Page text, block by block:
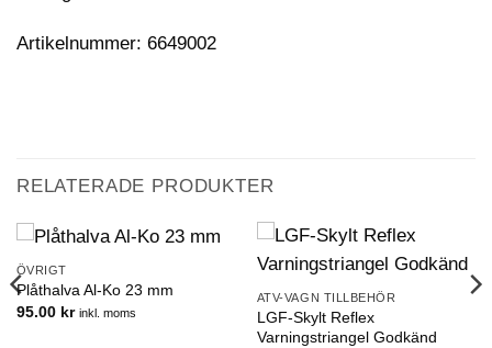
Artikelnummer: 6649002
RELATERADE PRODUKTER
ÖVRIGT
Plåthalva Al-Ko 23 mm
95.00 kr inkl. moms
ATV-VAGN TILLBEHÖR
LGF-Skylt Reflex
Varningstriangel Godkänd